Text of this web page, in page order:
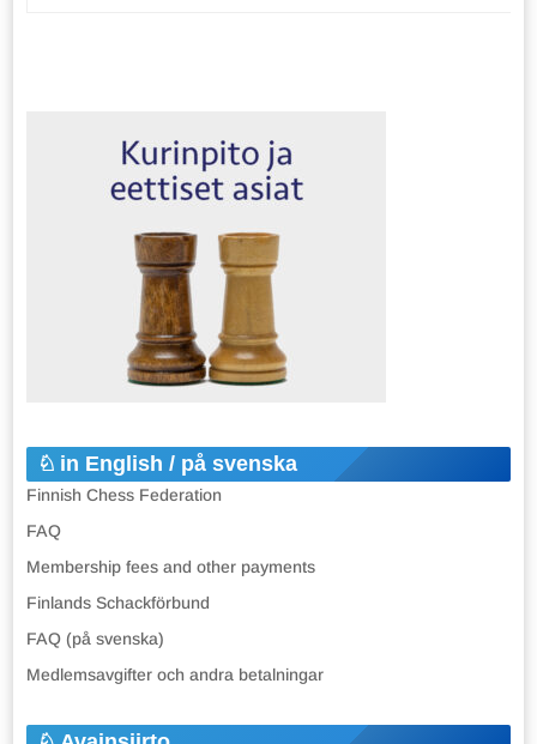
in English / på svenska
Finnish Chess Federation
FAQ
Membership fees and other payments
Finlands Schackförbund
FAQ (på svenska)
Medlemsavgifter och andra betalningar